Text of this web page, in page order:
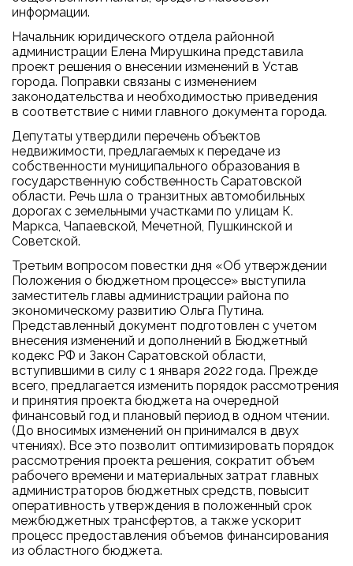
информации.
Начальник юридического отдела районной
администрации Елена Мирушкина представила
проект решения о внесении изменений в Устав
города. Поправки связаны с изменением
законодательства и необходимостью приведения
в соответствие с ними главного документа города.
Депутаты утвердили перечень объектов
недвижимости, предлагаемых к передаче из
собственности муниципального образования в
государственную собственность Саратовской
области. Речь шла о транзитных автомобильных
дорогах с земельными участками по улицам К.
Маркса, Чапаевской, Мечетной, Пушкинской и
Советской.
Третьим вопросом повестки дня «Об утверждении
Положения о бюджетном процессе» выступила
заместитель главы администрации района по
экономическому развитию Ольга Путина.
Представленный документ подготовлен с учетом
внесения изменений и дополнений в Бюджетный
кодекс РФ и Закон Саратовской области,
вступившими в силу с 1 января 2022 года. Прежде
всего, предлагается изменить порядок рассмотрения
и принятия проекта бюджета на очередной
финансовый год и плановый период в одном чтении.
(До вносимых изменений он принимался в двух
чтениях). Все это позволит оптимизировать порядок
рассмотрения проекта решения, сократит объем
рабочего времени и материальных затрат главных
администраторов бюджетных средств, повысит
оперативность утверждения в положенный срок
межбюджетных трансфертов, а также ускорит
процесс предоставления объемов финансирования
из областного бюджета.